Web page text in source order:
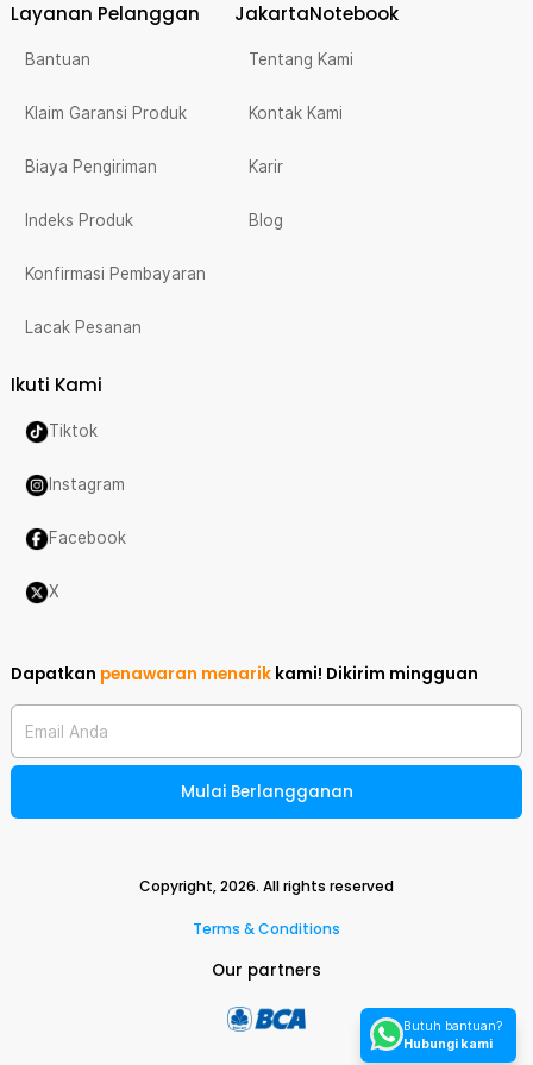
Layanan Pelanggan
Bantuan
Klaim Garansi Produk
Biaya Pengiriman
Indeks Produk
Konfirmasi Pembayaran
Lacak Pesanan
JakartaNotebook
Tentang Kami
Kontak Kami
Karir
Blog
Ikuti Kami
Tiktok
Instagram
Facebook
X
Dapatkan penawaran menarik kami! Dikirim mingguan
Email Anda
Mulai Berlangganan
Copyright,2026. All rights reserved
Terms & Conditions
Our partners
Butuh bantuan?
Hubungi kami